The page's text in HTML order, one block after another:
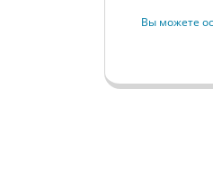
Вы можете